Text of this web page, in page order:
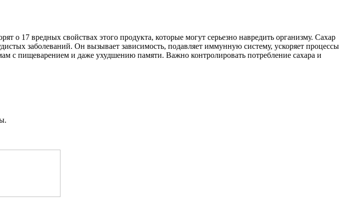
о 17 вредных свойствах этого продукта, которые могут серьезно навредить организму. Сахар
заболеваний. Он вызывает зависимость, подавляет иммунную систему, ускоряет процессы
с пищеварением и даже ухудшению памяти. Важно контролировать потребление сахара и